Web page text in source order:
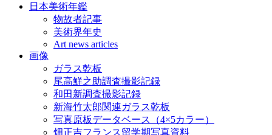
日本美術年鑑
物故者記事
美術界年史
Art news articles
画像
ガラス乾板
尾高鮮之助調査撮影記録
和田新調査撮影記録
新海竹太郎関連ガラス乾板
写真原板データベース（4×5カラー）
畑正吉フランス留学期写真資料